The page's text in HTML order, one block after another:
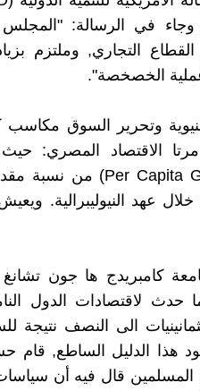
وجاء في الرسالة: "المجلس
القطاع التجاري, وملتزم
الخصخصة".
وتحرير السوق مكاسب
الاقتصاد المصري:
مقدارها 2.7% خلال عهد
كامبريدج ها جون
حدث لاقتصادات الدول
الى النصف نتيجة
هذا الدليل الساطع, قام
المسلمين قال فيه أن